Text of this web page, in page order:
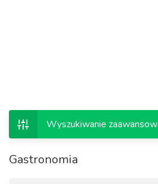
Wyszukiwanie
Gastronomia